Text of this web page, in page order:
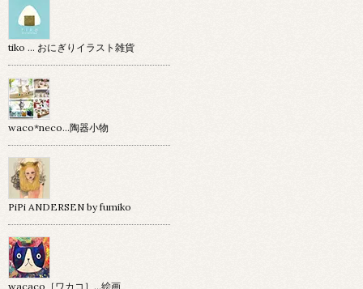
tiko … おにぎりイラスト雑貨
waco*neco...陶器小物
PiPi ANDERSEN by fumiko
wacaco［ワカコ］…絵画